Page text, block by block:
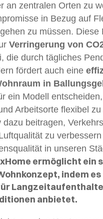
an zentralen Orten zu
in Bezug auf
zu müssen. Diese
Verringerung von
die durch tägliches
fördert auch eine
in
ein Modell
Arbeitsorte flexibel
dazu beitragen,
zu verbessern
in unseren
ermöglicht ein
indem es
anbietet.